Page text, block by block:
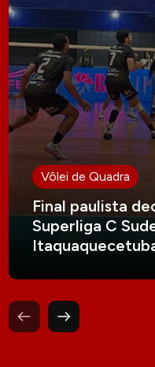
Vôlei de Quadra
Final paulista
Superliga C